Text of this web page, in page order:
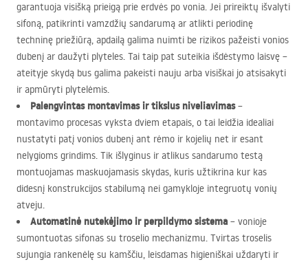
garantuoja visišką prieigą prie erdvės po vonia. Jei prireiktų išvalyti
sifoną, patikrinti vamzdžių sandarumą ar atlikti periodinę
techninę priežiūrą, apdailą galima nuimti be rizikos pažeisti vonios
dubenį ar daužyti plyteles. Tai taip pat suteikia išdėstymo laisvę –
ateityje skydą bus galima pakeisti nauju arba visiškai jo atsisakyti
ir apmūryti plytelėmis.
Palengvintas montavimas ir tikslus niveliavimas–
montavimo procesas vyksta dviem etapais, o tai leidžia idealiai
nustatyti patį vonios dubenį ant rėmo ir kojelių net ir esant
nelygioms grindims. Tik išlyginus ir atlikus sandarumo testą
montuojamas maskuojamasis skydas, kuris užtikrina kur kas
didesnį konstrukcijos stabilumą nei gamykloje integruotų vonių
atveju.
Automatinė nutekėjimo ir perpildymo sistema – vonioje
sumontuotas sifonas su troselio mechanizmu. Tvirtas troselis
sujungia rankenėlę su kamščiu, leisdamas higieniškai uždaryti ir